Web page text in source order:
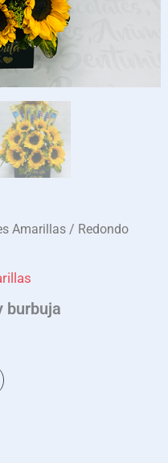
Amarillas / Redondo
burbuja